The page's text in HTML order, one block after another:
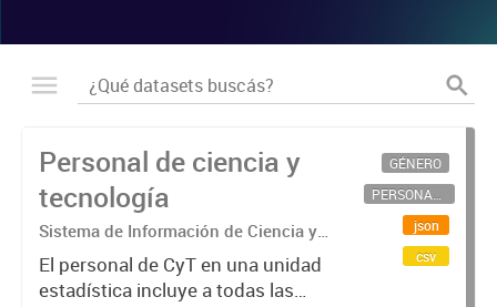
Personal de ciencia y
tecnología
Sistema de Información de Ciencia y
Tecnología Argentino (SICYTAR)
El personal de CyT en una unidad
estadística incluye a todas las
GÉNERO
PERSONAL CIENTÍFICO-TECNOLÓGICO
json
csv